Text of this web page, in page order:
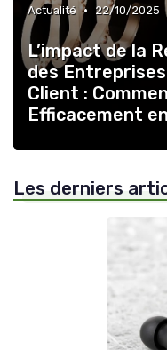
Actualité • 22/10/2025
L’impact de la
des
Client :
Efficacement
Les derniers